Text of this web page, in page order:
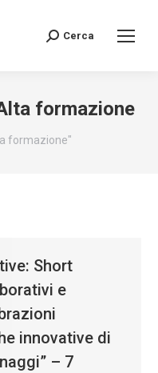
Search:
Cerca
formazione
formazione"
Short
e
innovative di
– 7